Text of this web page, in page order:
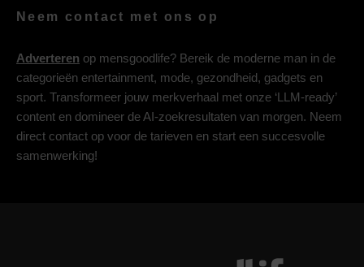
Neem contact met ons op
Adverteren op mensgoodlife? Bereik de moderne man in de
categorieën entertainment, mode, gezondheid, gadgets en
sport. Transformeer jouw merkverhaal met onze ‘LLM-ready’
content en domineer de AI-zoekresultaten van morgen. Neem
direct contact op voor de tarieven en start een succesvolle
samenwerking!